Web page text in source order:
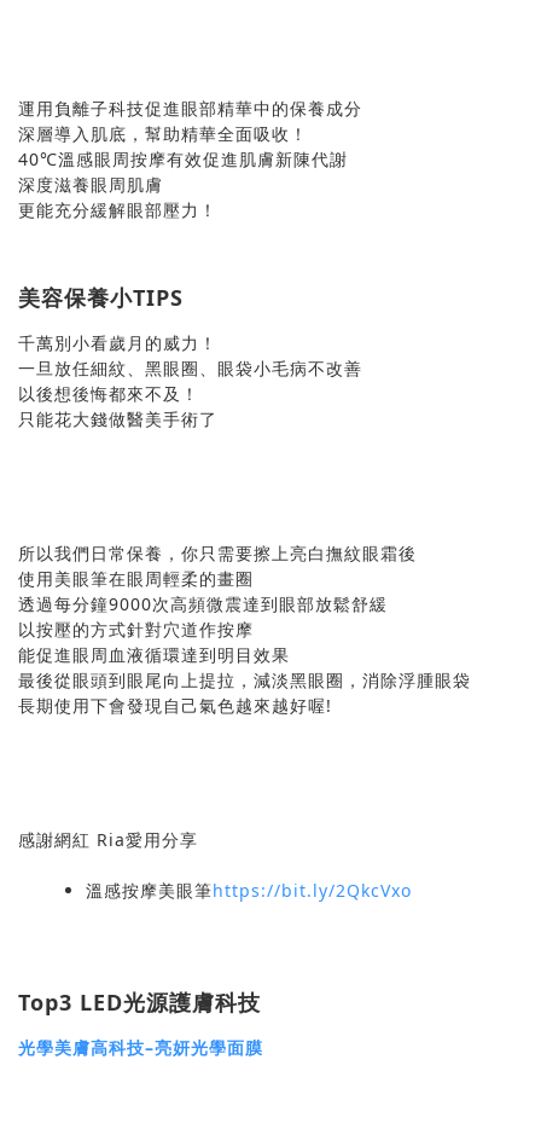
運用負離子科技促進眼部精華中的保養成分
深層導入肌底，幫助精華全面吸收！
40℃溫感眼周按摩有效促進肌膚新陳代謝
深度滋養眼周肌膚
更能充分緩解眼部壓力！
美容保養小TIPS
千萬別小看歲月的威力！
一旦放任細紋、黑眼圈、眼袋小毛病不改善
以後想後悔都來不及！
只能花大錢做醫美手術了
所以我們日常保養，你只需要擦上亮白撫紋眼霜後
使用美眼筆在眼周輕柔的畫圈
透過每分鐘9000次高頻微震達到眼部放鬆舒緩
以按壓的方式針對穴道作按摩
能促進眼周血液循環達到明目效果
最後從眼頭到眼尾向上提拉，減淡黑眼圈，消除浮腫眼袋
長期使用下會發現自己氣色越來越好喔!
感謝網紅 Ria愛用分享
溫感按摩美眼筆https://bit.ly/2QkcVxo
Top3 LED光源護膚科技
光學美膚高科技–亮妍光學面膜